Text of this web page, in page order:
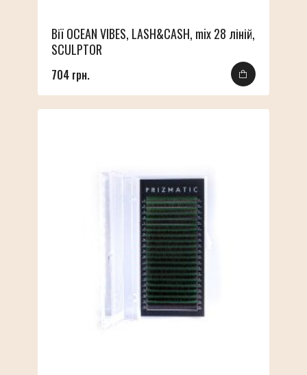
Вії OCEAN VIBES, LASH&CASH, mix 28 ліній,
SCULPTOR
704 грн.